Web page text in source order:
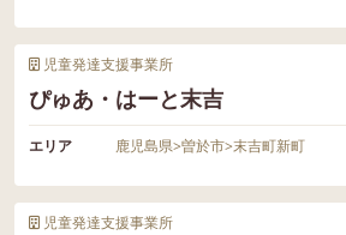
児童発達支援事業所
ぴゅあ・はーと末吉
エリア 鹿児島県>曽於市>末吉町新町
児童発達支援事業所